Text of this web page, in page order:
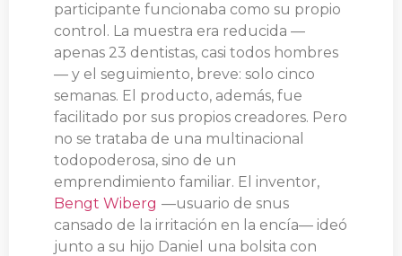
participante funcionaba como su propio
control. La muestra era reducida —
apenas 23 dentistas, casi todos hombres
— y el seguimiento, breve: solo cinco
semanas. El producto, además, fue
facilitado por sus propios creadores. Pero
no se trataba de una multinacional
todopoderosa, sino de un
emprendimiento familiar. El inventor,
Bengt Wiberg —usuario de snus
cansado de la irritación en la encía— ideó
junto a su hijo Daniel una bolsita con